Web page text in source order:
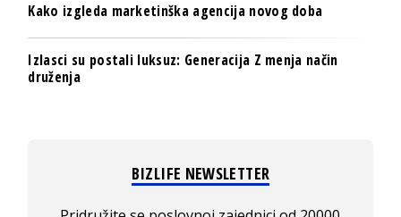
Kako izgleda marketinška agencija novog doba
Izlasci su postali luksuz: Generacija Z menja način
druženja
BIZLIFE NEWSLETTER